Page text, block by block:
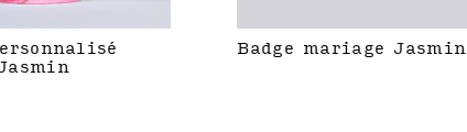
Badge mariage Jasmin